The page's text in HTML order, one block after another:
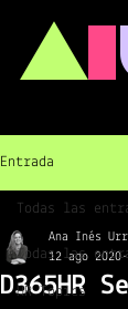
AI
Entrada
Todas las
HR Topics
Todas las
D365HR
Ana Inés
12 ago 2020